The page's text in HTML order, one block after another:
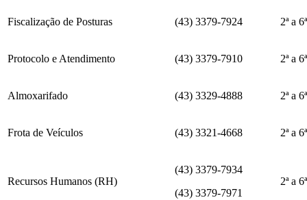
Fiscalização de Posturas (43) 3379-7924 2ª a
Protocolo e Atendimento (43) 3379-7910 2ª a
Almoxarifado (43) 3329-4888 2ª a
Frota de Veículos (43) 3321-4668 2ª a
Recursos Humanos (RH)
(43) 3379-7934
(43) 3379-7971
2ª a